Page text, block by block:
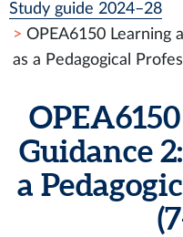
Study guide 2024–28
OPEA6150 Learning
as a Pedagogical
Guidance
a